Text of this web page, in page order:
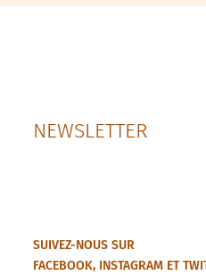
NEWSLETTER
SUIVEZ-NOUS SUR
FACEBOOK, INSTAGRAMET